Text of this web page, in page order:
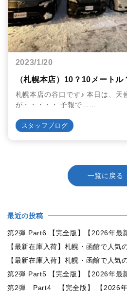
2023/1/20
（札幌本店）10？10メートル
札幌本店の谷口です♪ 本日は、天
が・・・・・ 予報で……
スタッフブログ
一覧に戻る
最近の投稿